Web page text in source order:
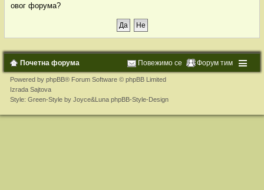
овог форума?
Почетна форума Форум тим
Повежимо се
Powered by phpBB® Forum Software © phpBB Limited
Izrada Sajtova
Style: Green-Style by Joyce&Luna phpBB-Style-Design